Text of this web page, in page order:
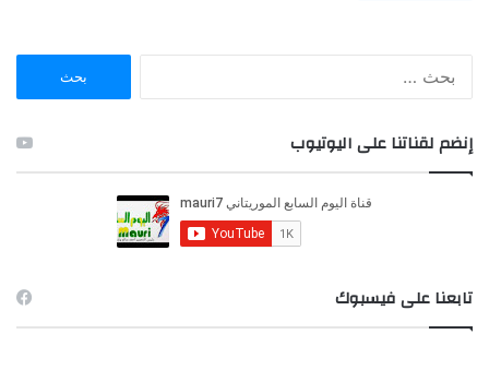
ن
:
إنضم لقناتنا على اليوتيوب
تابعنا على فيسبوك